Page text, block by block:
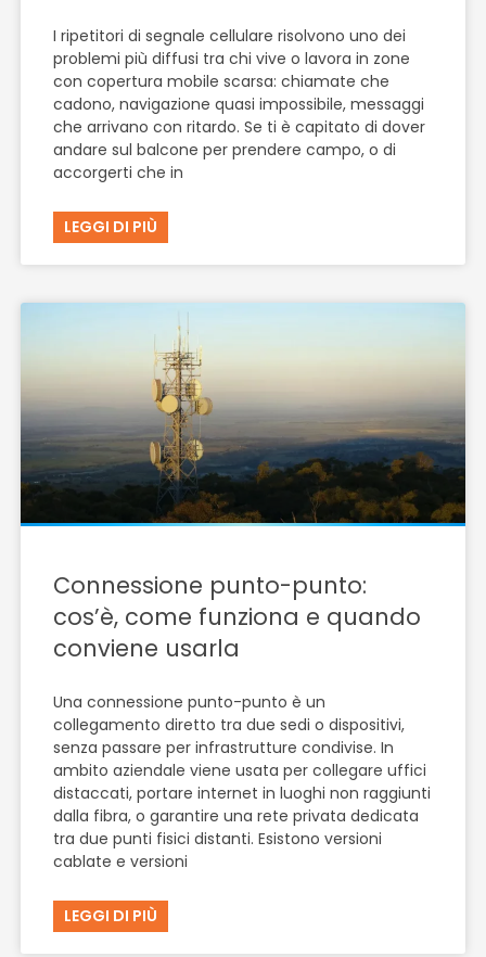
I ripetitori di segnale cellulare risolvono uno dei
problemi più diffusi tra chi vive o lavora in zone
con copertura mobile scarsa: chiamate che
cadono, navigazione quasi impossibile, messaggi
che arrivano con ritardo. Se ti è capitato di dover
andare sul balcone per prendere campo, o di
accorgerti che in
LEGGI DI PIÙ
Connessione punto-punto:
cos’è, come funziona e quando
conviene usarla
Una connessione punto-punto è un
collegamento diretto tra due sedi o dispositivi,
senza passare per infrastrutture condivise. In
ambito aziendale viene usata per collegare uffici
distaccati, portare internet in luoghi non raggiunti
dalla fibra, o garantire una rete privata dedicata
tra due punti fisici distanti. Esistono versioni
cablate e versioni
LEGGI DI PIÙ